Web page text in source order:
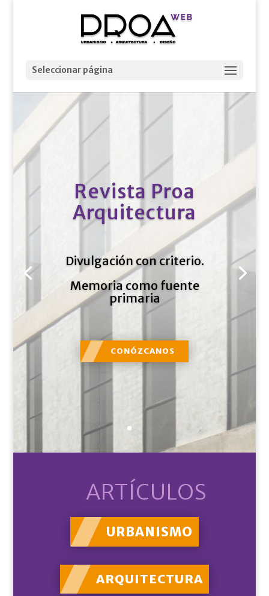
Seleccionar página
Revista Proa
Arquitectura
Divulgación con criterio.
Memoria como fuente
primaria
CONÓZCANOS
ARTÍCULOS
URBANISMO
ARQUITECTURA